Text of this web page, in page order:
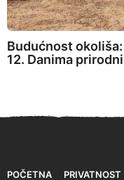
Budućnost
12. Danima
POČETNA PRIVATNOST